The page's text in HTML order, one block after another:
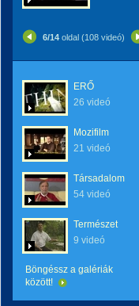
6/14 oldal (108 videó)
ERŐ
26 videó
Mozifilm
21 videó
Társadalom
54 videó
Természet
9 videó
Böngéssz a galériák
között!